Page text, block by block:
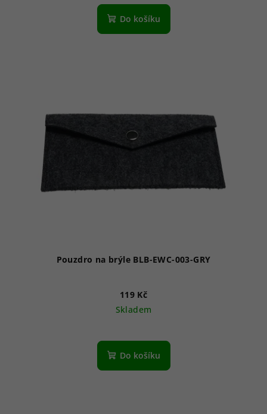
Do košíku
Pouzdro na brýle BLB-EWC-003-GRY
119 Kč
Skladem
Do košíku